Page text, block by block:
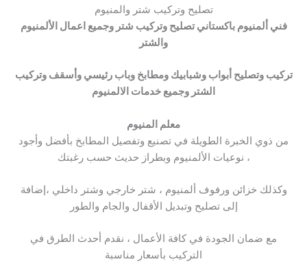
تصليح وتركيب شتر والمنيوم
فني ألمنيوم باكستاني تصليح وتركيب شتر وجميع اعمال الألمنيوم
والشتر
تركيب وتصليح أبواب وشبابيك ومطابخ وباب رئيسي وأسقف وتركيب
الشتر وجميع خدمات الالمنيوم
معلم المنيوم
من ذوي الخبرة الطويلة في تصنيع وتفصيل المطابخ بأفضل وأجود
نوعيات الألمنيوم وبطراز حديث حسب رغبتك ،
وكذلك خزائن ورفوف ألمنيوم ، شتر خارجي وشتر داخلي ،إضافة
إلى تصليح وتبديل الأقفال والجام والطور
مع ضمان الجودة في كافة الأعمال ، نقدم أحدث الطرق في
التركيب بأسعار مناسبة